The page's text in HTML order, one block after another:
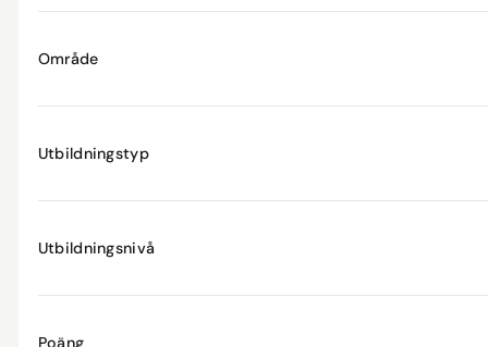
Område
Utbildningstyp
Utbildningsnivå
Poäng